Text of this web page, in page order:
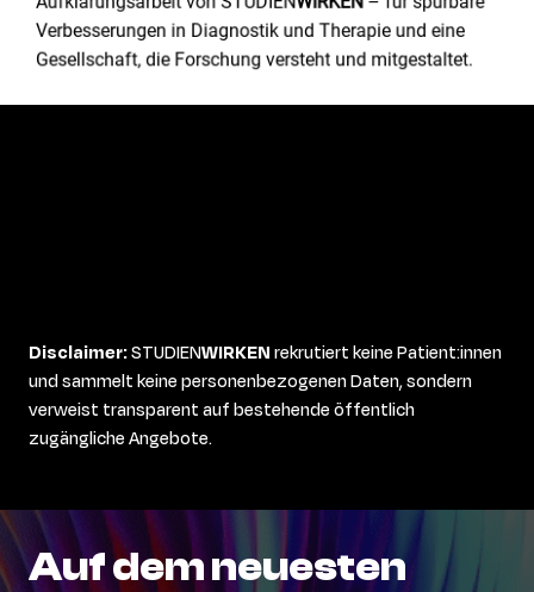
Verbesserungen in Diagnostik und Therapie und eine
Gesellschaft, die Forschung versteht und mitgestaltet.
Disclaimer:STUDIENWIRKENrekrutiert keine Patient:innen
und sammelt keine personenbezogenen Daten, sondern
verweist transparent auf bestehende öffentlich
zugängliche Angebote.
Aufdemneuesten